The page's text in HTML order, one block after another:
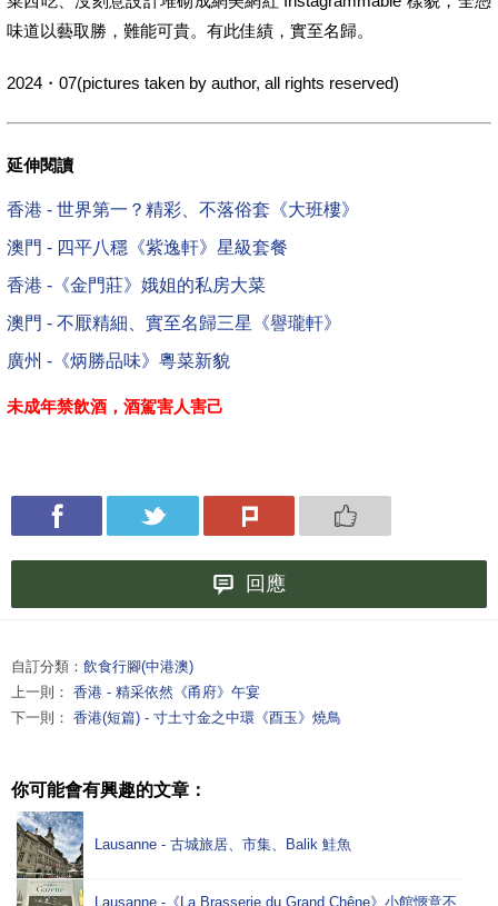
味道以藝取勝，難能可貴。有此佳績，實至名歸。
2024・07(pictures taken by author, all rights reserved)
延伸閱讀
香港 - 世界第一？精彩、不落俗套《大班樓》
澳門 - 四平八穩《紫逸軒》星級套餐
香港 -《金門莊》娥姐的私房大菜
澳門 - 不厭精細、實至名歸三星《譽瓏軒》
廣州 -《炳勝品味》粵菜新貌
未成年禁飲酒，酒駕害人害己
回應
自訂分類： 飲食行腳(中港澳)
上一則： 香港 - 精采依然《甬府》午宴
下一則： 香港(短篇) - 寸土寸金之中環《酉玉》燒鳥
你可能會有興趣的文章：
Lausanne - 古城旅居、市集、Balik 鮭魚
Lausanne -《La Brasserie du Grand Chêne》小館愜意不